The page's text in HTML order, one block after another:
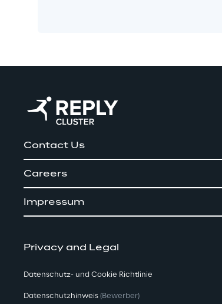
Contact Us
Careers
Impressum
Privacy and Legal
Datenschutz- und Cookie Richtlinie
Datenschutzhinweis (Bewerber)